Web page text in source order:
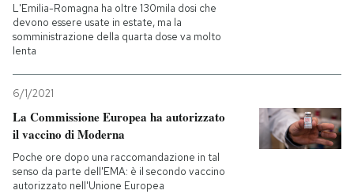
L'Emilia-Romagna ha oltre 130mila dosi che
devono essere usate in estate, ma la
somministrazione della quarta dose va molto
lenta
6/1/2021
La Commissione Europea ha autorizzato
il vaccino di Moderna
Poche ore dopo una raccomandazione in tal
senso da parte dell'EMA: è il secondo vaccino
autorizzato nell'Unione Europea